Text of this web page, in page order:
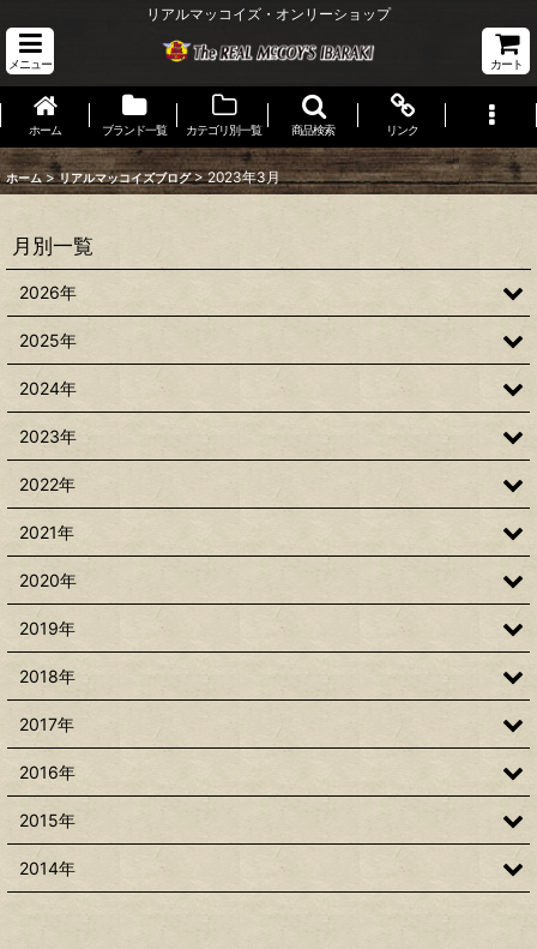
リアルマッコイズ・オンリーショップ
メニュー カート
ホーム ブランド一覧 カテゴリ別一覧 商品検索 リンク
ホーム > リアルマッコイズブログ > 2023年3月
月別一覧
2026年
2025年
2024年
2023年
2022年
2021年
2020年
2019年
2018年
2017年
2016年
2015年
2014年